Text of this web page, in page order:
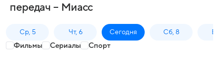
передач – Миасс
Ср, 5 Чт, 6 Сегодня Сб, 8
Фильмы Сериалы Спорт